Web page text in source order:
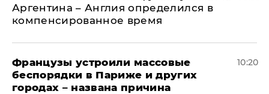
Аргентина – Англия определился в
компенсированное время
Французы устроили массовые
беспорядки в Париже и других
городах – названа причина
10:20